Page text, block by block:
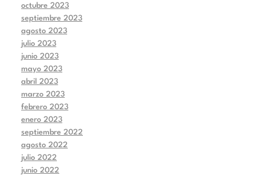
octubre 2023
septiembre 2023
agosto 2023
julio 2023
junio 2023
mayo 2023
abril 2023
marzo 2023
febrero 2023
enero 2023
septiembre 2022
agosto 2022
julio 2022
junio 2022